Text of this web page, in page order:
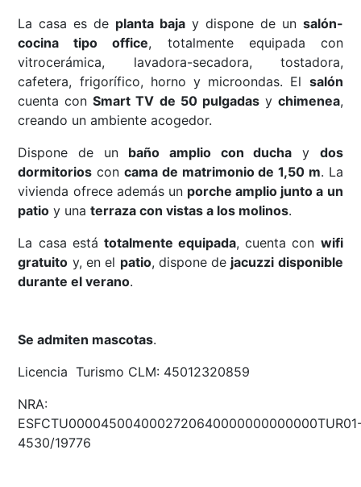
La casa es de planta baja y dispone de un salón-
cocina tipo office, totalmente equipada con
vitrocerámica, lavadora-secadora, tostadora,
cafetera, frigorífico, horno y microondas. El salón
cuenta conSmart TV de 50 pulgadasy chimenea,
creando un ambiente acogedor.
Dispone de un baño amplio con ducha y dos
dormitorios con cama de matrimonio de 1,50 m. La
vivienda ofrece además un porche amplio junto a un
patio y unaterraza con vistas a los molinos.
La casa está totalmente equipada, cuenta con wifi
gratuito y, en el patio, dispone de jacuzzi disponible
durante el verano.
Se admiten mascotas.
Licencia Turismo CLM: 45012320859
NRA:
4530/19776